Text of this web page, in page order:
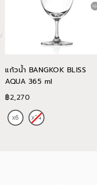
แก้วน้ำ BANGKOK BLISS
AQUA 365 ml
฿2,270